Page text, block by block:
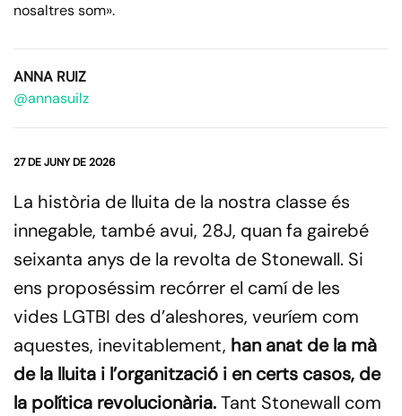
nosaltres som».
ANNA RUIZ
@annasuilz
27 DE JUNY DE 2026
La història de lluita de la nostra classe és
innegable, també avui, 28J, quan fa gairebé
seixanta anys de la revolta de Stonewall. Si
ens proposéssim recórrer el camí de les
vides LGTBI des d’aleshores, veuríem com
aquestes, inevitablement, han anat de la mà
de la lluita i l’organització i en certs casos, de
la política revolucionària.Tant Stonewall com